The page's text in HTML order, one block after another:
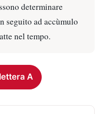
determinare
seguito ad accùmulo
nel tempo.
A